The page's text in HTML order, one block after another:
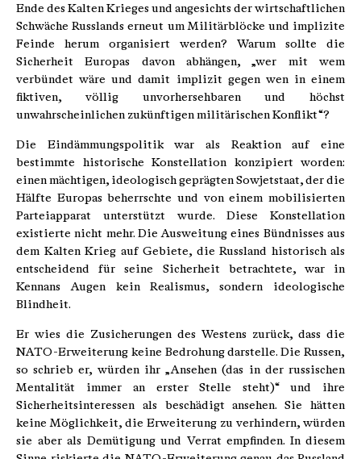
Ende des Kalten Krieges und angesichts der wirtschaftlichen
Schwäche Russlands erneut um Militärblöcke und implizite
Feinde herum organisiert werden? Warum sollte die
Sicherheit Europas davon abhängen, „wer mit wem
verbündet wäre und damit implizit gegen wen in einem
fiktiven, völlig unvorhersehbaren und höchst
unwahrscheinlichen zukünftigen militärischen Konflikt“?
Die Eindämmungspolitik war als Reaktion auf eine
bestimmte historische Konstellation konzipiert worden:
einen mächtigen, ideologisch geprägten Sowjetstaat, der die
Hälfte Europas beherrschte und von einem mobilisierten
Parteiapparat unterstützt wurde. Diese Konstellation
existierte nicht mehr. Die Ausweitung eines Bündnisses aus
dem Kalten Krieg auf Gebiete, die Russland historisch als
entscheidend für seine Sicherheit betrachtete, war in
Kennans Augen kein Realismus, sondern ideologische
Blindheit.
Er wies die Zusicherungen des Westens zurück, dass die
NATO-Erweiterung keine Bedrohung darstelle. Die Russen,
so schrieb er, würden ihr „Ansehen (das in der russischen
Mentalität immer an erster Stelle steht)“ und ihre
Sicherheitsinteressen als beschädigt ansehen. Sie hätten
keine Möglichkeit, die Erweiterung zu verhindern, würden
sie aber als Demütigung und Verrat empfinden. In diesem